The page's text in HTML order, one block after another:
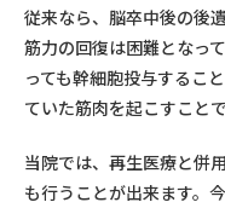
従来なら、脳卒中後の後
筋力の回復は困難となっ
っても幹細胞投与するこ
ていた筋肉を起こすこと
当院では、再生医療と併
も行うことが出来ます。